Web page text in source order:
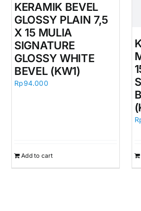
KERAMIK BEVEL
GLOSSY PLAIN 7,5
X 15 MULIA
SIGNATURE
GLOSSY WHITE
BEVEL (KW1)
Rp94.000
Add to cart